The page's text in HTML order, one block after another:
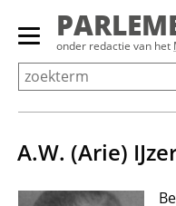
Overslaan
Primair
menu
tonen/verbergen
onder redactie van het
A.W. (Arie)